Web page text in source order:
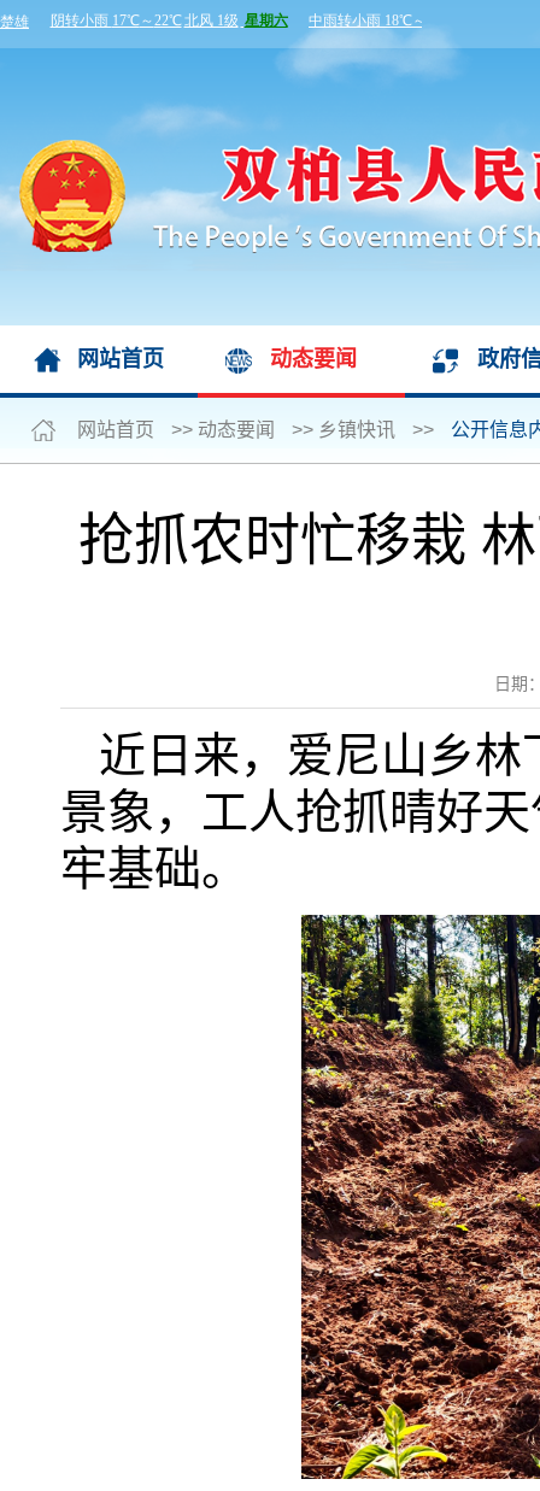
网站首页 动态要闻 政府
网站首页 >> 动态要闻 >> 乡镇快讯 >> 公开信息
抢抓农时忙移栽
日期
近日来，爱尼山乡
景象，工人抢抓晴好
牢基础。